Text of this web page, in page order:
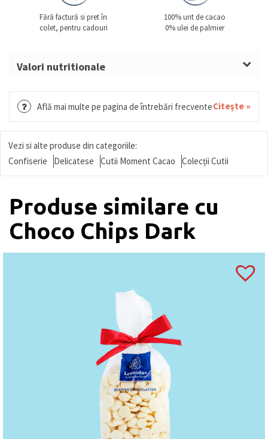
Fără factură si pret în
colet, pentru cadouri
100% unt de cacao
0% ulei de palmier
Valori nutritionale
Află mai multe pe pagina de întrebări frecventeCitește »
Vezi si alte produse din categoriile:
Confiserie
Delicatese Cutii Moment Cacao Colecții Cutii
Produse similare cu
Choco Chips Dark